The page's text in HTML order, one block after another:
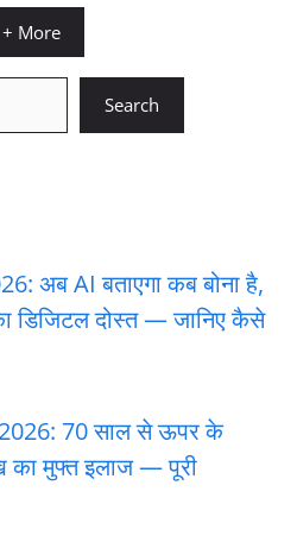
+ More
Search
अब AI बताएगा कब बोना है,
डिजिटल दोस्त — जानिए कैसे
2026: 70 साल से ऊपर के
का मुफ्त इलाज — पूरी